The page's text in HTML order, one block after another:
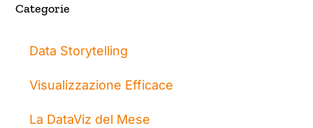
Categorie
Data Storytelling
Visualizzazione Efficace
La DataViz del Mese